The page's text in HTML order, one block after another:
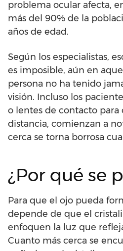
problema ocular afecta,
más del 90% de la
años de edad.
Según los especialistas,
es imposible, aún en
persona no ha tenido
visión. Incluso los
o lentes de contacto para
distancia, comienzan a
cerca se torna borrosa
¿Por qué se
Para que el ojo pueda
depende de que el
enfoquen la luz que
Cuanto más cerca se